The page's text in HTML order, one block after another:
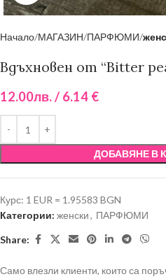
Начало МАГАЗИН ПАРФЮМИ
Вдъхновен от “Bitter
12.00лв./ 6.14 €
ДОБАВЯНЕ В
Курс: 1 EUR = 1.95583 BGN
Категории: женски, ПАРФЮМИ
Share:
Само влезли клиенти, които са